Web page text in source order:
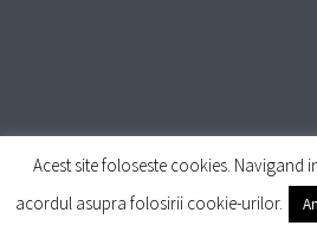
© All Right ReservedTravel
Acest site foloseste cookies. Navigand
acordul asupra folosirii cookie-urilor.